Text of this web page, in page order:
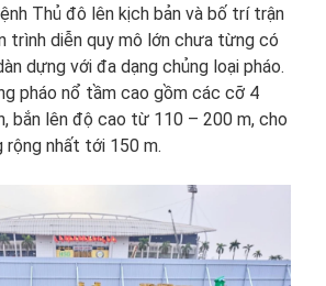
Thủ đô lên kịch bản và bố trí trận
trình diễn quy mô lớn chưa từng có
dựng với đa dạng chủng loại pháo.
pháo nổ tầm cao gồm các cỡ 4
bắn lên độ cao từ 110 – 200 m, cho
rộng nhất tới 150 m.